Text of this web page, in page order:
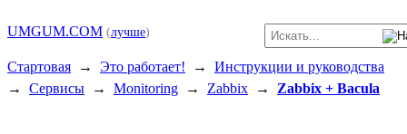
UMGUM.COM (лучше)
Стартовая → Это работает! → Инструкции и руководства
→ Сервисы → Monitoring → Zabbix → Zabbix + Bacula